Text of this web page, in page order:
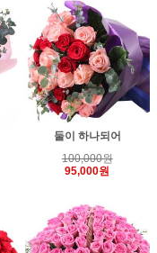
둘이 하나되어
100,000원
95,000원